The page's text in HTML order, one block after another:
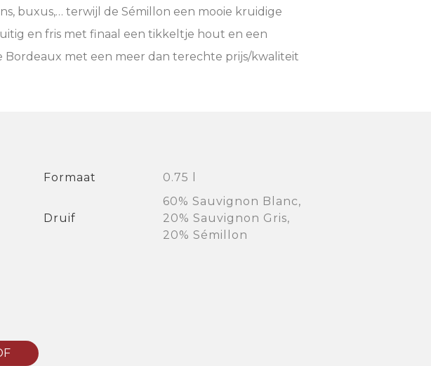
buxus,… terwijl de Sémillon een mooie kruidige
en fris met finaal een tikkeltje hout en een
met een meer dan terechte prijs/kwaliteit
Formaat 0.75 l
Druif
60% Sauvignon Blanc,
20% Sauvignon Gris,
20% Sémillon